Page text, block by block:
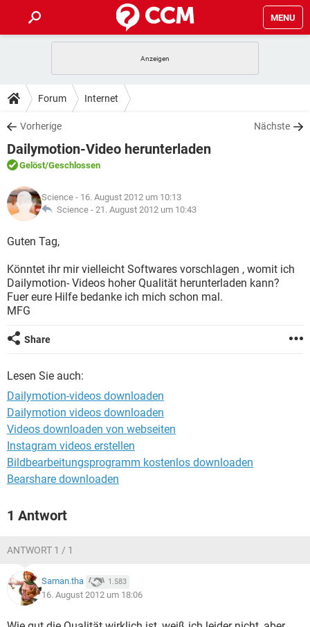
MENU
ANDROID
WINDOWS 10
WHATSAPP TIKTOK
FACEBOOK
TIPPS & TRICKS
SPIELE
WINDOWS 10
WHATSAPP
FACEBOOK HARDWARE
DOWNLOADS
SPIELE STREAMING
ANDROID
WINDOWS 10 INSTAGRAM
WHATSAPP
FACEBOOK
FORUM
SPIELE
ANDROID IOS
FACEBOOK HARDWARE
LEXIKON
SPIELE
ANDROID
WINDOWS 10 INSTAGRAM
WHATSAPP TIKTOK
FACEBOOK
Forum Internet
Vorherige Nächste
Dailymotion-Video herunterladen
Gelöst/Geschlossen
Science - 16. August 2012 um 10:13
Science - 21. August 2012 um 10:43
Guten Tag,
Könntet ihr mir vielleicht Softwares vorschlagen , womit ich
Dailymotion- Videos hoher Qualität herunterladen kann?
Fuer eure Hilfe bedanke ich mich schon mal.
MFG
Share
Lesen Sie auch:
Dailymotion-videos downloaden
Dailymotion videos downloaden
Videos downloaden von webseiten
Instagram videos erstellen
Bildbearbeitungsprogramm kostenlos downloaden
Bearshare downloaden
1 Antwort
ANTWORT 1 / 1
Saman.tha 1.583
16. August 2012 um 18:06